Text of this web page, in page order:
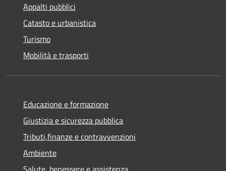
Appalti pubblici
Catasto e urbanistica
Turismo
Mobilità e trasporti
Educazione e formazione
Giustizia e sicurezza pubblica
Tributi,finanze e contravvenzioni
Ambiente